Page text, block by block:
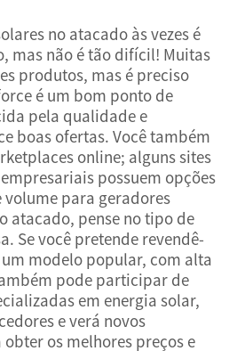
no atacado às vezes é
mas não é tão difícil! Muitas
produtos, mas é preciso
é um bom ponto de
pela qualidade e
boas ofertas. Você também
online; alguns sites
possuem opções
para geradores
atacado, pense no tipo de
Se você pretende revendê-
modelo popular, com alta
pode participar de
em energia solar,
e verá novos
os melhores preços e